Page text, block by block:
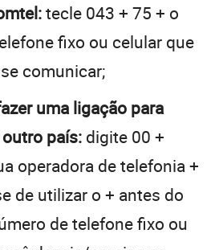
tecle 043 + 75 + o
fixo ou celular que
comunicar;
uma ligação para
país: digite 00 +
operadora de telefonia +
de utilizar o + antes do
de telefone fixo ou